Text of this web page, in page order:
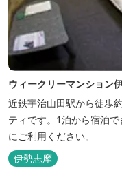
ウィークリーマンション
近鉄宇治山田駅から徒歩
ティです。1泊から宿泊
にご利用ください。
伊勢志摩